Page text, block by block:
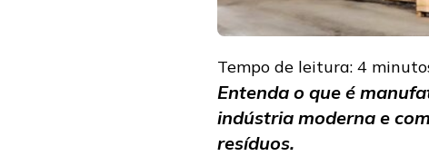
Tempo de leitura: 4
Entenda o que é
indústria moderna e
resíduos.